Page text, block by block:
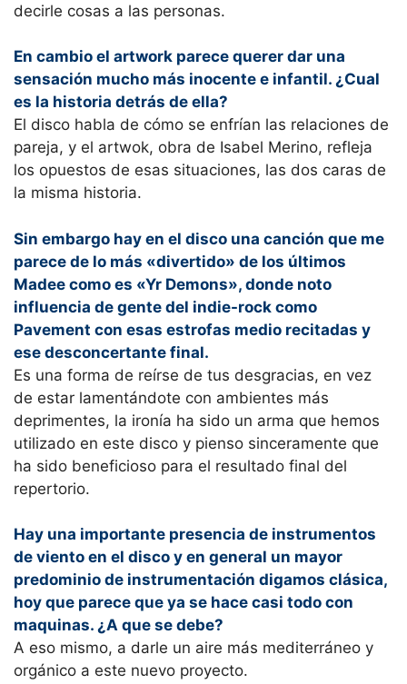
decirle cosas a las personas.
En cambio el artwork parece querer dar una
sensación mucho más inocente e infantil. ¿Cual
es la historia detrás de ella?
El disco habla de cómo se enfrían las relaciones de
pareja, y el artwok, obra de Isabel Merino, refleja
los opuestos de esas situaciones, las dos caras de
la misma historia.
Sin embargo hay en el disco una canción que me
parece de lo más «divertido» de los últimos
Madee como es «Yr Demons», donde noto
influencia de gente del indie-rock como
Pavement con esas estrofas medio recitadas y
ese desconcertante final.
Es una forma de reírse de tus desgracias, en vez
de estar lamentándote con ambientes más
deprimentes, la ironía ha sido un arma que hemos
utilizado en este disco y pienso sinceramente que
ha sido beneficioso para el resultado final del
repertorio.
Hay una importante presencia de instrumentos
de viento en el disco y en general un mayor
predominio de instrumentación digamos clásica,
hoy que parece que ya se hace casi todo con
maquinas. ¿A que se debe?
A eso mismo, a darle un aire más mediterráneo y
orgánico a este nuevo proyecto.